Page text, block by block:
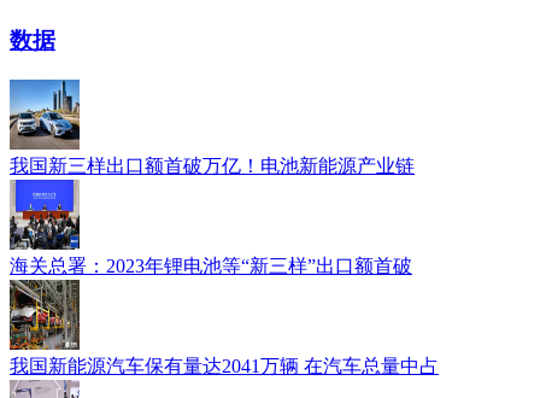
数据
我国新三样出口额首破万亿！电池新能源产业链
海关总署：2023年锂电池等“新三样”出口额首破
我国新能源汽车保有量达2041万辆 在汽车总量中占